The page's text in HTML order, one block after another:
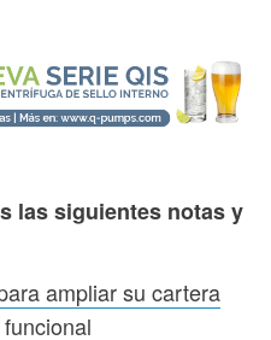
las siguientes notas y
ampliar su cartera